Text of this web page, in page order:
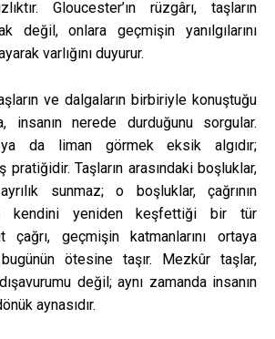
Gloucester’ın rüzgârı, taşların
değil, onlara geçmişin yanılgılarını
varlığını duyurur.
ve dalgaların birbiriyle konuştuğu
insanın nerede durduğunu sorgular.
da liman görmek eksik algıdır;
pratiğidir. Taşların arasındaki boşluklar,
sunmaz; o boşluklar, çağrının
kendini yeniden keşfettiği bir tür
çağrı, geçmişin katmanlarını ortaya
ötesine taşır. Mezkûr taşlar,
değil; aynı zamanda insanın
aynasıdır.